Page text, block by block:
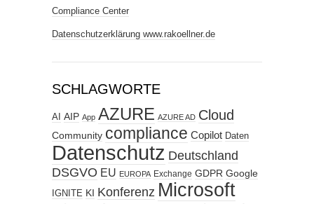
Compliance Center
Datenschutzerklärung www.rakoellner.de
SCHLAGWORTE
AI AIP App AZURE AZURE AD Cloud
Community compliance Copilot Daten
Datenschutz Deutschland
DSGVO EU EUROPA Exchange GDPR Google
IGNITE KI Konferenz Microsoft